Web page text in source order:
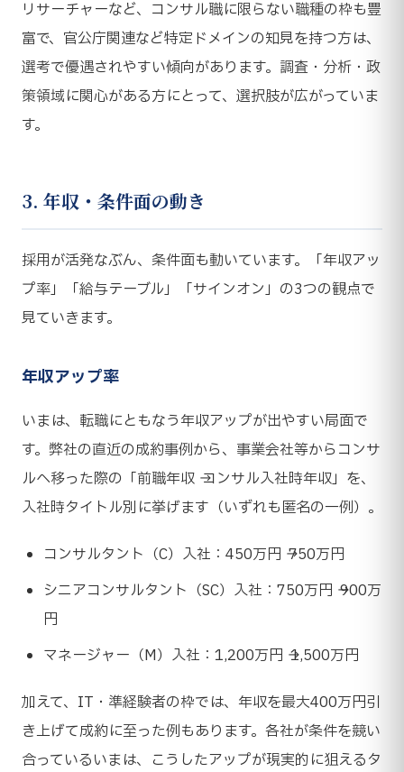
リサーチャーなど、コンサル職に限らない職種の枠も豊
富で、官公庁関連など特定ドメインの知見を持つ方は、
選考で優遇されやすい傾向があります。調査・分析・政
策領域に関心がある方にとって、選択肢が広がっていま
す。
3. 年収・条件面の動き
採用が活発なぶん、条件面も動いています。「年収アッ
プ率」「給与テーブル」「サインオン」の3つの観点で
見ていきます。
年収アップ率
いまは、転職にともなう年収アップが出やすい局面で
す。弊社の直近の成約事例から、事業会社等からコンサ
ルへ移った際の「前職年収 → コンサル入社時年収」を、
入社時タイトル別に挙げます（いずれも匿名の一例）。
コンサルタント（C）入社：450万円 → 750万円
シニアコンサルタント（SC）入社：750万円 → 900万
円
マネージャー（M）入社：1,200万円 → 1,500万円
加えて、IT・準経験者の枠では、年収を最大400万円引
き上げて成約に至った例もあります。各社が条件を競い
合っているいまは、こうしたアップが現実的に狙えるタ